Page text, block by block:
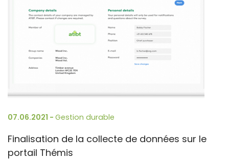
07.06.2021 - Gestion durable
Finalisation de la collecte de données sur le
portail Thémis